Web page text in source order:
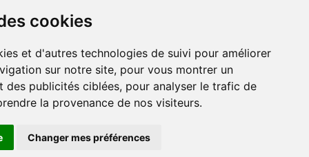
cookies
sur notre site, pour vous montrer un
des publicités ciblées, pour analyser le trafic de
la provenance de nos visiteurs.
Changer mes préférences